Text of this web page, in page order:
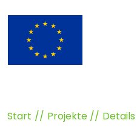
Start Projekte Details